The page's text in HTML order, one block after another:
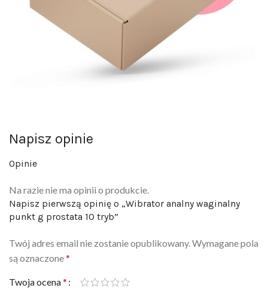
Napisz opinie
Opinie
Na razie nie ma opinii o produkcie.
Napisz pierwszą opinię o „Wibrator analny waginalny
punkt g prostata 10 tryb”
Twój adres email nie zostanie opublikowany. Wymagane pola
są oznaczone *
Twoja ocena *